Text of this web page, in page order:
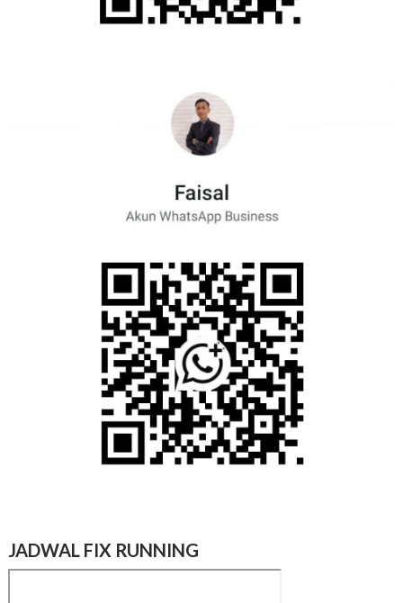
JADWAL FIX RUNNING